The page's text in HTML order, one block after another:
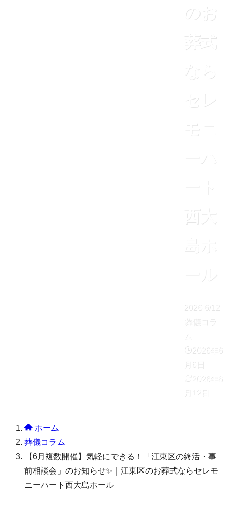
のお
葬式
なら
セレ
モニ
ーハ
ート
西大
島ホ
ール
2026 6/12
葬儀コラ
ム
2026年6
月6日
2026年6
月12日
ホーム
葬儀コラム
【6月複数開催】気軽にできる！「江東区の終活・事
前相談会」のお知らせ✨｜江東区のお葬式ならセレモ
ニーハート西大島ホール